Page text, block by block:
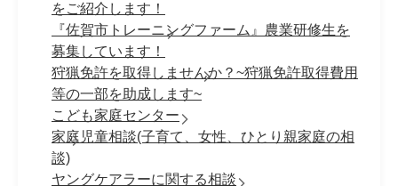
をご紹介します！
『佐賀市トレーニングファーム』農業研修生を
募集しています！
狩猟免許を取得しませんか？~狩猟免許取得費用
等の一部を助成します~
こども家庭センター
家庭児童相談(子育て、女性、ひとり親家庭の相
談)
ヤングケアラーに関する相談